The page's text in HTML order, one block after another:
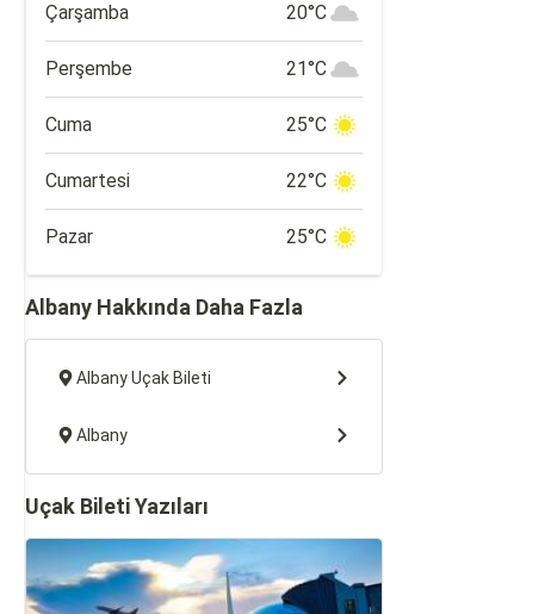
Çarşamba 20°C
Perşembe 21°C
Cuma 25°C
Cumartesi 22°C
Pazar 25°C
Albany Hakkında Daha Fazla
Albany Uçak Bileti
Albany
Uçak Bileti Yazıları